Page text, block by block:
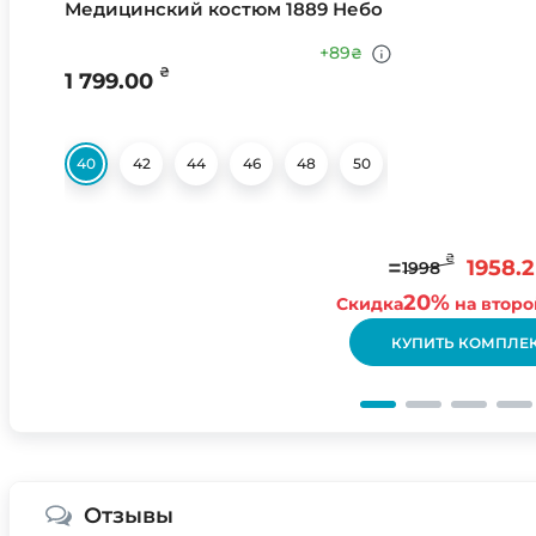
Медицинский костюм 1889 Небо
1 799.00 ₴
+89₴
40 42 44 46 48 50
=1998 ₴ 1958.2
Скидка20% на
КУПИТЬ
Отзывы